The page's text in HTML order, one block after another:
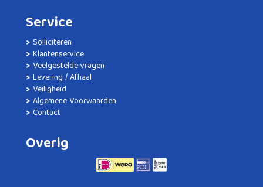
Service
Solliciteren
Klantenservice
Veelgestelde vragen
Levering / Afhaal
Veiligheid
Algemene Voorwaarden
Contact
Overig